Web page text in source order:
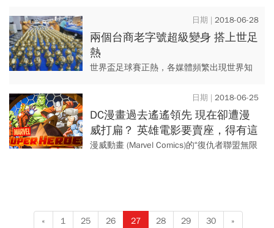
「每周至少玩一次手遊」的比例達 33%，在
亞洲高居第...
2018-06-28
兩個台商老字號超級變身 搭上世足
熱
世界盃足球賽正熱，各媒體頻繁出現世界知
知道，在他們身上，台商的影子無所不在？
2018-06-25
DC漫畫過去遙遙領先 現在卻遭漫
威打扁？ 英雄電影要賣座，得有這
3大關鍵！
漫威動畫 (Marvel Comics)的“復仇者聯盟無限
« 1 25 26 27 28 29 30 »